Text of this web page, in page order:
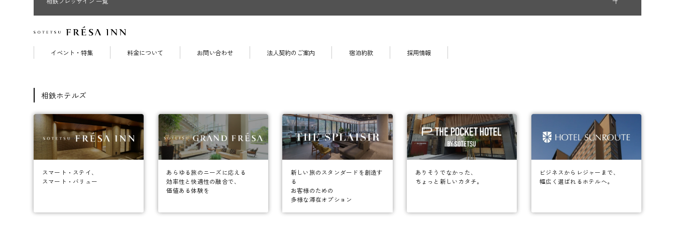
イベント・特集 料金について お問い合わせ 法人契約のご案内 宿泊約款 採用情報
相鉄ホテルズ
スマート・ステイ、
スマート・バリュー
あらゆる旅のニーズに応える
効率性と快適性の融合で、
価値ある体験を
新しい旅のスタンダードを創造す
る
お客様のための
多様な滞在オプション
ありそうでなかった、
ちょっと新しいカタチ。
ビジネスからレジャーまで、
幅広く選ばれるホテルへ。